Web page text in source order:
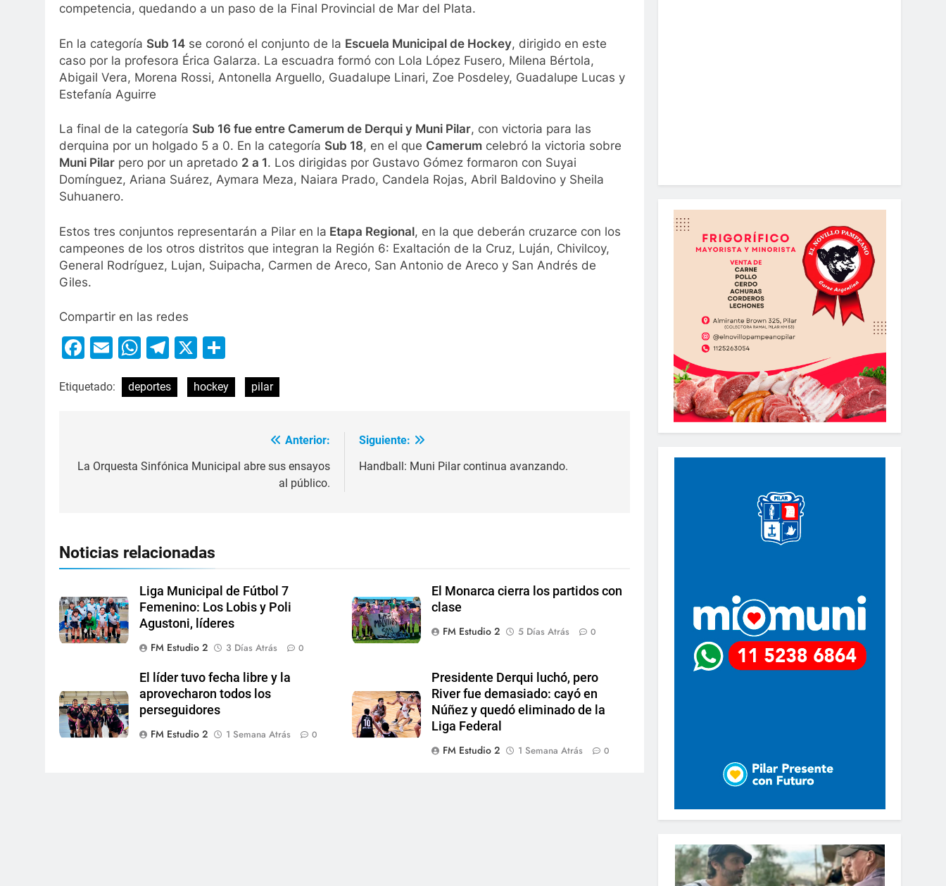
competencia, quedando a un paso de la Final Provincial de Mar del Plata.
En la categoría Sub 14 se coronó el conjunto de la Escuela Municipal de Hockey, dirigido en este
caso por la profesora Érica Galarza. La escuadra formó con Lola López Fusero, Milena Bértola,
Abigail Vera, Morena Rossi, Antonella Arguello, Guadalupe Linari, Zoe Posdeley, Guadalupe Lucas y
Estefanía Aguirre
La final de la categoría Sub 16 fue entre Camerum de Derqui y Muni Pilar, con victoria para las
derquina por un holgado 5 a 0. En la categoría Sub 18, en el que Camerum celebró la victoria sobre
Muni Pilar pero por un apretado 2 a 1. Los dirigidas por Gustavo Gómez formaron con Suyai
Domínguez, Ariana Suárez, Aymara Meza, Naiara Prado, Candela Rojas, Abril Baldovino y Sheila
Suhuanero.
Estos tres conjuntos representarán a Pilar en la Etapa Regional, en la que deberán cruzarce con los
campeones de los otros distritos que integran la Región 6: Exaltación de la Cruz, Luján, Chivilcoy,
General Rodríguez, Lujan, Suipacha, Carmen de Areco, San Antonio de Areco y San Andrés de
Giles.
Compartir en las redes
Facebook
EmailWhatsApp
Telegram
X
Etiquetado: deportes hockey pilar
Anterior:
La Orquesta Sinfónica Municipal abre sus ensayos
al público.
Siguiente:
Handball: Muni Pilar continua avanzando.
Noticias relacionadas
Liga Municipal de Fútbol 7
Femenino: Los Lobis y Poli
Agustoni, líderes
FM Estudio 2
3 Días Atrás 0
El Monarca cierra los partidos con
clase
FM Estudio 2
5 Días Atrás 0
El líder tuvo fecha libre y la
aprovecharon todos los
perseguidores
FM Estudio 2
1 Semana Atrás 0
Presidente Derqui luchó, pero
River fue demasiado: cayó en
Núñez y quedó eliminado de la
Liga Federal
FM Estudio 2
1 Semana Atrás 0